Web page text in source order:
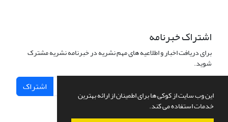
این وب سایت از کوکی ها برای اطمینان از ارائه بهترین
خدمات استفاده می کند.
اشتراک خبرنامه
برای دریافت اخبار و اطلاعیه های مهم نشریه در خبرنامه نشریه مشترک
شوید.
اشتراک